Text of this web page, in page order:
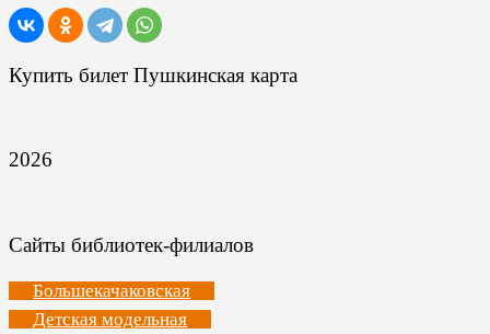
Купить билет Пушкинская карта
2026
Сайты библиотек-филиалов
Большекачаковская
Детская модельная